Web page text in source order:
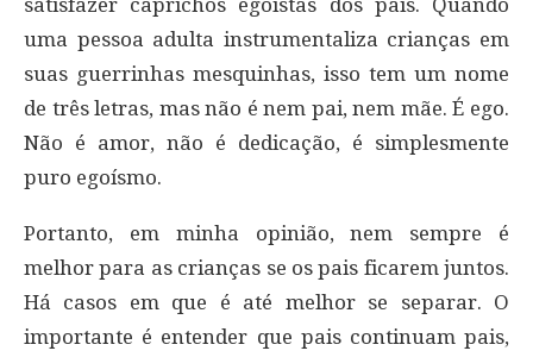
uma pessoa adulta instrumentaliza crianças em
suas guerrinhas mesquinhas, isso tem um nome
de três letras, mas não é nem pai, nem mãe. É ego.
Não é amor, não é dedicação, é simplesmente
puro egoísmo.
Portanto, em minha opinião, nem sempre é
melhor para as crianças se os pais ficarem juntos.
Há casos em que é até melhor se separar. O
importante é entender que pais continuam pais,